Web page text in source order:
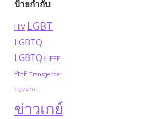
ป้ายกำกับ
HIV LGBT
LGBTQ
LGBTQ+ PEP
PrEP Transgender
กฎหมาย
ข่าวเกย์